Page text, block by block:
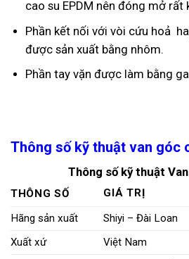
cao su EPDM nên đóng mở rất
Phần kết nối với vòi cứu hoả
được sản xuất bằng nhôm.
Phần tay vặn được làm bằng
Thông số kỹ thuật van góc
Thông số kỹ thuật
THÔNG SỐ
GIÁ TRỊ
Hãng sản xuất
Shiyi – Đài Loan
Xuất xứ
Việt Nam